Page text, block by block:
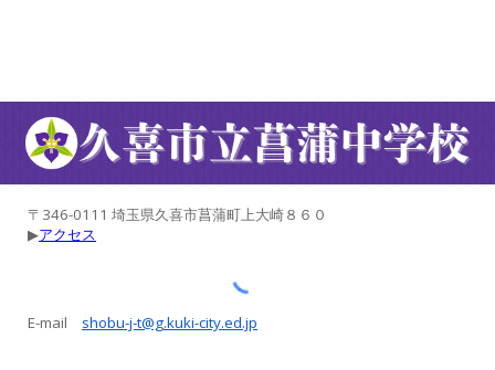
〒346-0111 埼玉県久喜市菖蒲町上大崎８６０
▶︎アクセス
E-mail shobu-j-t@g.kuki-city.ed.jp